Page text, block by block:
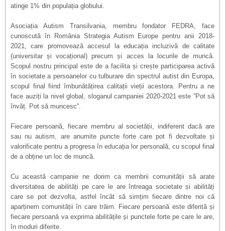
atinge 1% din populația globului.
Asociația Autism Transilvania, membru fondator FEDRA, face
cunoscutăîn RomâniaStrategia Autism Europe pentru anii 2018-
2021, care promovează accesul la educația incluzivă de calitate
(universitar și vocațional) precum și acces la locurile de muncă.
Scopul nostru principal este de a facilita și crește participarea activă
în societate a persoanelor cu tulburare din spectrul autist din Europa,
scopul final fiind îmbunătățirea calitații vieții acestora. Pentru a ne
face auziți la nivel global, sloganul campaniei 2020-2021 este ”Pot să
învăț. Pot să muncesc”.
Fiecare persoană, fiecare membru al societății, indiferent dacă are
sau nu autism, are anumite puncte forte care pot fi dezvoltate și
valorificate pentru a progresa în educația lor personală, cu scopul final
de a obține un loc de muncă.
Cu această campanie ne dorim ca membrii comunității să arate
diversitatea de abilități pe care le are întreaga societate și abilități
care se pot dezvolta, astfel încât să simțim fiecare dintre noi că
aparținem comunității în care trăim. Fiecare persoană este diferită și
fiecare persoană va exprima abilitățile și punctele forte pe care le are,
în moduri diferite.